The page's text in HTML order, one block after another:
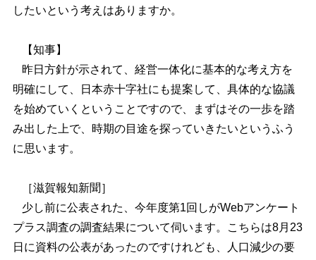
したいという考えはありますか。
【知事】
昨日方針が示されて、経営一体化に基本的な考え方を
明確にして、日本赤十字社にも提案して、具体的な協議
を始めていくということですので、まずはその一歩を踏
み出した上で、時期の目途を探っていきたいというふう
に思います。
［滋賀報知新聞］
少し前に公表された、今年度第1回しがWebアンケート
プラス調査の調査結果について伺います。こちらは8月23
日に資料の公表があったのですけれども、人口減少の要